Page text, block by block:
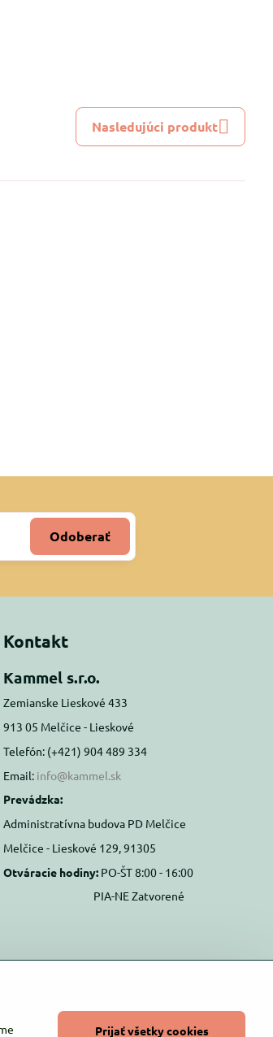
Nasledujúci produkt
Odoberať
Kontakt
Kammel s.r.o.
Zemianske Lieskové 433
913 05 Melčice - Lieskové
Telefón: (+421) 904 489 334
Email: info@kammel.sk
Prevádzka:
Administratívna budova PD Melčice
Melčice - Lieskové 129, 91305
Otváracie hodiny: PO-ŠT 8:00 - 16:00
PIA-NE Zatvorené
Prijať všetky cookies